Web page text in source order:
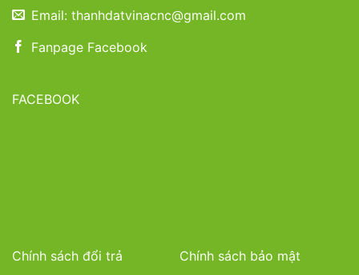
Email: thanhdatvinacnc@gmail.com
Fanpage Facebook
FACEBOOK
Chính sách đổi trả
Chính sách bảo mật